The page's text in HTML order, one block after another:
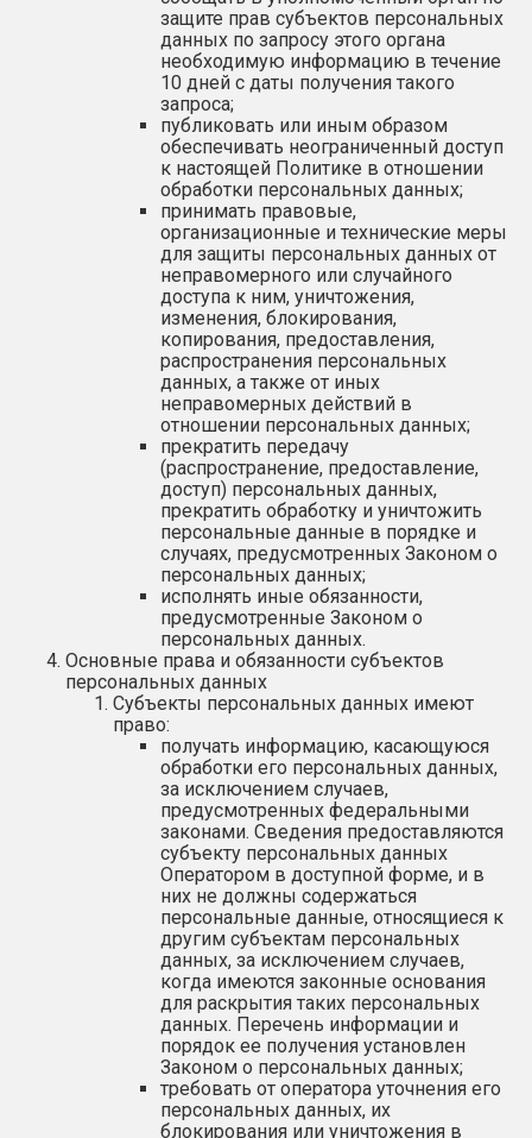
защите прав субъектов персональных
данных по запросу этого органа
необходимую информацию в течение
10 дней с даты получения такого
запроса;
публиковать или иным образом
обеспечивать неограниченный доступ
к настоящей Политике в отношении
обработки персональных данных;
принимать правовые,
организационные и технические меры
для защиты персональных данных от
неправомерного или случайного
доступа к ним, уничтожения,
изменения, блокирования,
копирования, предоставления,
распространения персональных
данных, а также от иных
неправомерных действий в
отношении персональных данных;
прекратить передачу
(распространение, предоставление,
доступ) персональных данных,
прекратить обработку и уничтожить
персональные данные в порядке и
случаях, предусмотренных Законом о
персональных данных;
исполнять иные обязанности,
предусмотренные Законом о
персональных данных.
Основные права и обязанности субъектов
персональных данных
Субъекты персональных данных имеют
право:
получать информацию, касающуюся
обработки его персональных данных,
за исключением случаев,
предусмотренных федеральными
законами. Сведения предоставляются
субъекту персональных данных
Оператором в доступной форме, и в
них не должны содержаться
персональные данные, относящиеся к
другим субъектам персональных
данных, за исключением случаев,
когда имеются законные основания
для раскрытия таких персональных
данных. Перечень информации и
порядок ее получения установлен
Законом о персональных данных;
требовать от оператора уточнения его
персональных данных, их
блокирования или уничтожения в